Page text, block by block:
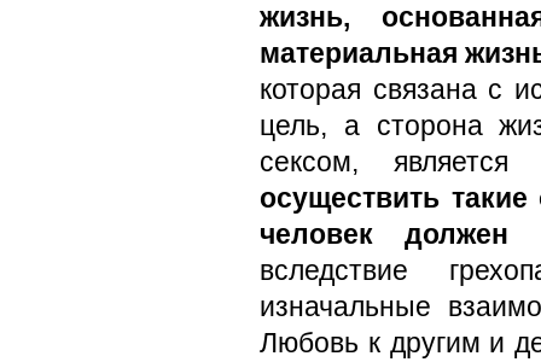
жизнь,
материальная
которая связана с
цель, а сторона
сексом,
осуществить
человек должен
вследствие
изначальные
Любовь к другим и